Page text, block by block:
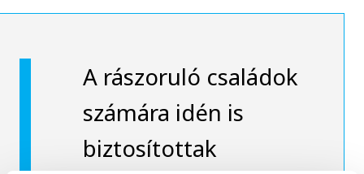
A rászoruló családok
számára idén is
biztosítottak